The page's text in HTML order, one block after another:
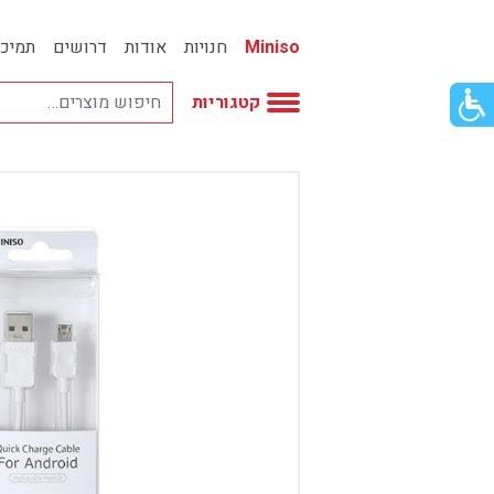
כפתור
לפתיחת
Miniso חנויות אודות דרושים
קטגוריות